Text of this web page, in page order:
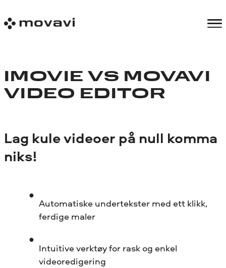
IMOVIE VS MOVAVI
VIDEO EDITOR
Lag kule videoer på null komma
niks!
Automatiske undertekster med ett klikk,
ferdige maler
Intuitive verktøy for rask og enkel
videoredigering